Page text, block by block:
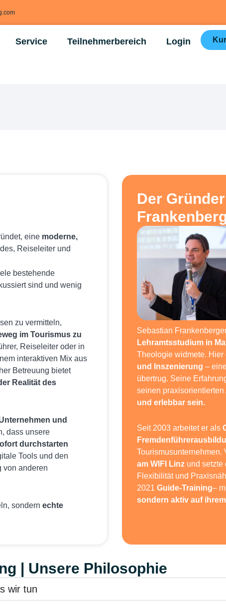
Service Teilnehmerbereich Login
eine moderne,
Reiseleiter und
bestehende
sind und wenig
zu vermitteln,
im Tourismus zu
Reiseleiter oder in
interaktiven Mix aus
Betreuung bietet
Realität des
und
dass unsere
durchstarten
Tools und den
von anderen
sondern echte
Der
Sebastian
Lehramtsstudium in
Theologie widmete. Hier
und Inszenierung –
übertrug. Seine
seinen praxisorientierten
und erlebbar sein.
Seit 2003 arbeitet er als
Tourismusunternehmen.
am WIFI Linz und setzte
Flexibilität und
2021 Guide-Training–
sondern aktiv auf
| Unsere Philosophie
wir tun